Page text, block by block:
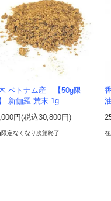
ベトナム産 【50g限
新伽羅 荒末 1g
円(税込30,800円)
定なくなり次第終了